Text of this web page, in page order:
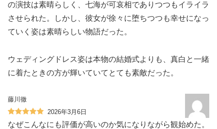
の演技は素晴らしく、七海が可哀相でありつつもイライラ
させられた。しかし、彼女が徐々に堕ちつつも幸せになっ
ていく姿は素晴らしい物語だった。
ウェディングドレス姿は本物の結婚式よりも、真白と一緒
に着たときの方が輝いていてとても素敵だった。
藤川徹
2026年3月6日
なぜこんなにも評価が高いのか気になりながら観始めた。